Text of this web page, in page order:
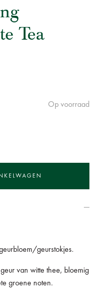
Tea
Op voorraad
geurstokjes.
van witte thee, bloemig
groene noten.